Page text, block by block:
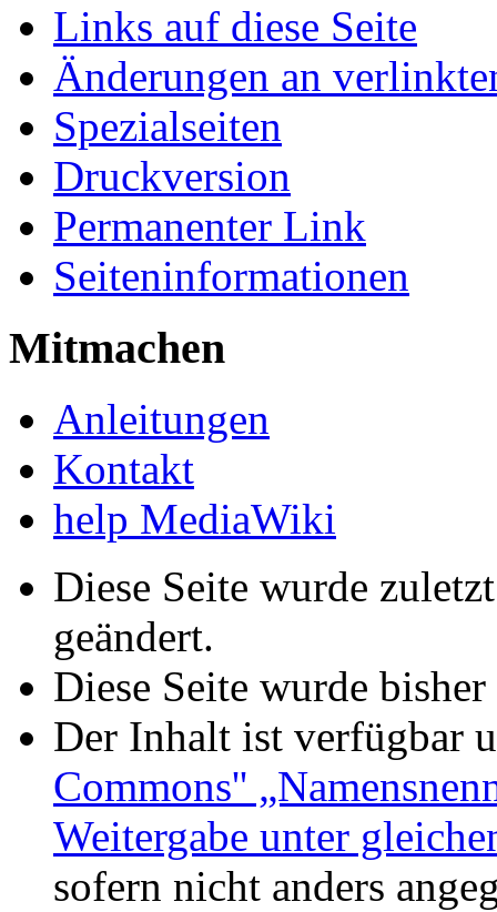
Links auf diese Seite
Änderungen an
Spezialseiten
Druckversion
Permanenter Link
Seiteninformationen
Mitmachen
Anleitungen
Kontakt
help MediaWiki
Diese Seite wurde
geändert.
Diese Seite wurde
Der Inhalt ist verfügbar
Commons''
Weitergabe unter
sofern nicht anders